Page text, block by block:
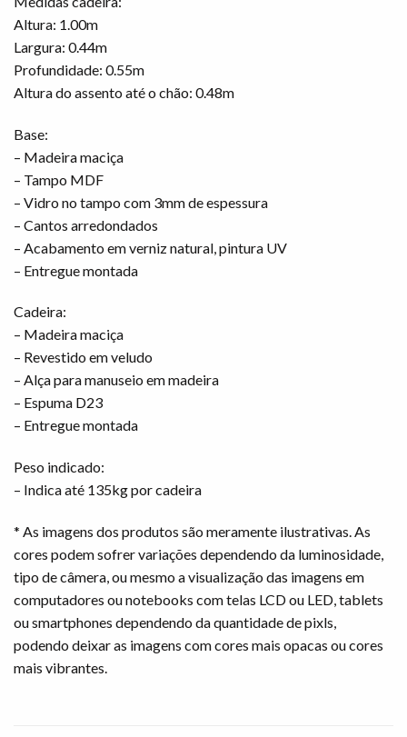
Altura: 1.00m
Largura: 0.44m
Profundidade: 0.55m
Altura do assento até o chão: 0.48m
Base:
– Madeira maciça
– Tampo MDF
– Vidro no tampo com 3mm de espessura
– Cantos arredondados
– Acabamento em verniz natural, pintura UV
– Entregue montada
Cadeira:
– Madeira maciça
– Revestido em veludo
– Alça para manuseio em madeira
– Espuma D23
– Entregue montada
Peso indicado:
– Indica até 135kg por cadeira
* As imagens dos produtos são meramente ilustrativas. As
cores podem sofrer variações dependendo da luminosidade,
tipo de câmera, ou mesmo a visualização das imagens em
computadores ou notebooks com telas LCD ou LED, tablets
ou smartphones dependendo da quantidade de pixls,
podendo deixar as imagens com cores mais opacas ou cores
mais vibrantes.